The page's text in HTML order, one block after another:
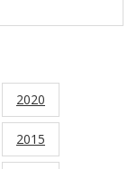
2020
2015